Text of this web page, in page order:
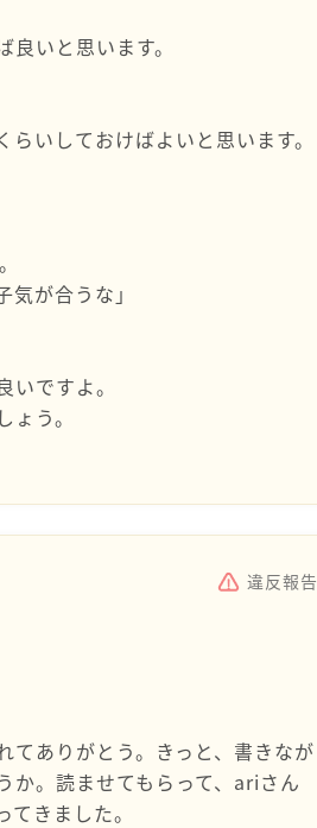
いと思います。
いしておけばよいと思います。
が合うな」
ですよ。
う。
違反報告
てありがとう。きっと、書きなが
か。読ませてもらって、ariさん
きました。